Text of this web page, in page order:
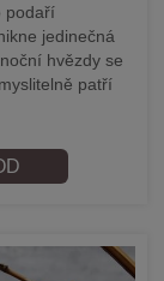
podaří
jedinečná
hvězdy se
patří